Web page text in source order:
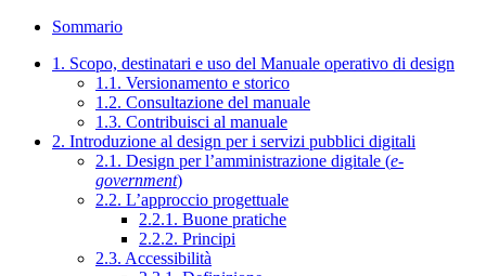
Sommario
1. Scopo, destinatari e uso del Manuale operativo di design
1.1. Versionamento e storico
1.2. Consultazione del manuale
1.3. Contribuisci al manuale
2. Introduzione al design per i servizi pubblici digitali
2.1. Design per l’amministrazione digitale (e-
government)
2.2. L’approccio progettuale
2.2.1. Buone pratiche
2.2.2. Principi
2.3. Accessibilità